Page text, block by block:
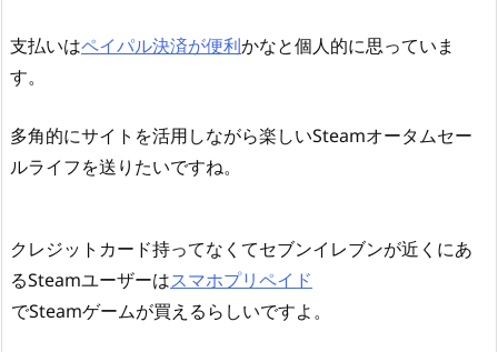
支払いはペイパル決済が便利かなと個人的に思っていま
す。
多角的にサイトを活用しながら楽しいSteamオータムセー
ルライフを送りたいですね。
クレジットカード持ってなくてセブンイレブンが近くにあ
るSteamユーザーはスマホプリペイド
でSteamゲームが買えるらしいですよ。